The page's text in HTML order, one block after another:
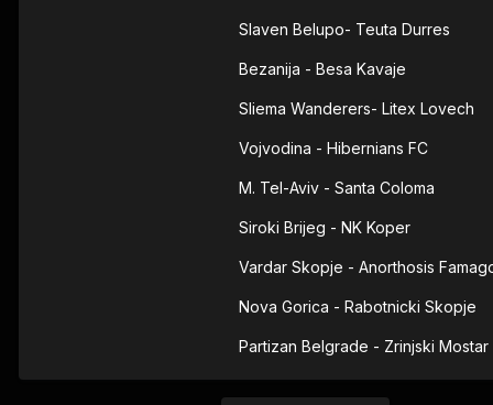
Slaven Belupo- Teuta Durres
Bezanija - Besa Kavaje
Sliema Wanderers- Litex Lovech
Vojvodina - Hibernians FC
M. Tel-Aviv - Santa Coloma
Siroki Brijeg - NK Koper
Vardar Skopje - Anorthosis
Nova Gorica - Rabotnicki Skopje
Partizan Belgrade - Zrinjski Mostar